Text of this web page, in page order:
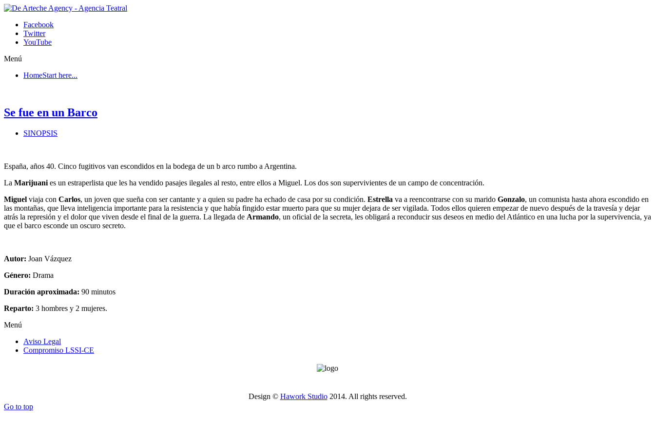
Facebook
Twitter
YouTube
Menú
HomeStart here...
Se fue en un Barco
SINOPSIS
España, años 40. Cinco fugitivos van escondidos en la bodega de un b arco rumbo a Argentina.
La Marijuani es un estraperlista que les ha vendido pasajes ilegales al resto, entre ellos a Miguel. Los dos son supervivientes de un campo de concentración.
Miguel viaja con Carlos, un joven que sueña con ser cantante y a quien su padre ha echado de casa por su condición. Estrella va a reencontrarse con su marido Gonzalo, un comunista hasta ahora escondido en
las montañas, que lleva inteligencia importante para la resistencia y que había fingido estar muerto para que su mujer dejara de ser vigilada. Todos ellos quieren empezar de nuevo después de la travesía y dejar
atrás la represión y el dolor que viven desde el final de la guerra. La llegada de Armando, un oficial de la secreta, les obligará a reconducir sus deseos en medio del Atlántico en una lucha por la supervivencia, ya
que el barco esconde un oscuro secreto.
Autor: Joan Vázquez
Género: Drama
Duración aproximada: 90 minutos
Reparto: 3 hombres y 2 mujeres.
Menú
Aviso Legal
Compromiso LSSI-CE
Design © Hawork Studio2014. All rights reserved.
Go to top